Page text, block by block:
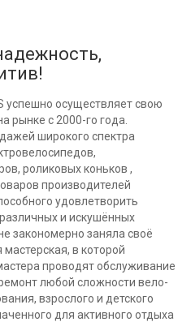
успешно осуществляет свою
рынке с 2000-го года.
широкого спектра
роликовых коньков ,
производителей
удовлетворить
и искушённых
закономерно заняла своё
в которой
проводят обслуживание
любой сложности вело-
взрослого и детского
для активного отдыха